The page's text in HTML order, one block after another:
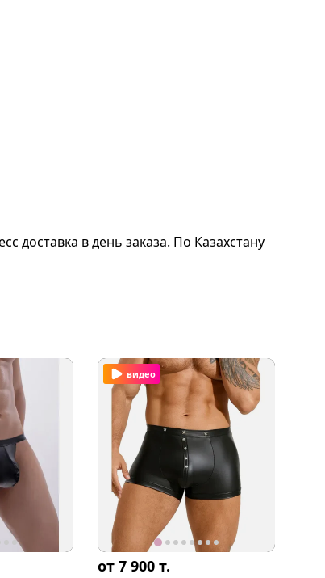
доставка в день заказа. По Казахстану
видео
от 7 900 т.